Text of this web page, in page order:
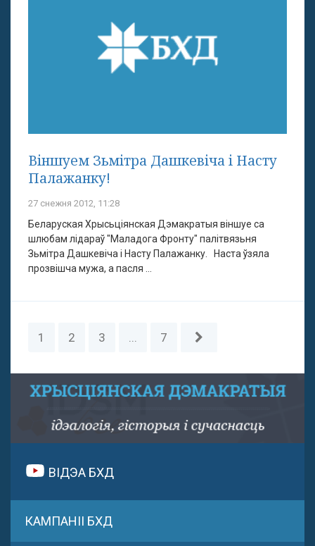
Віншуем Зьмітра Дашкевіча і Насту
Палажанку!
27 снежня 2012, 11:28
Беларуская Хрысьціянская Дэмакратыя віншуе са
шлюбам лідараў "Маладога Фронту" палітвязьня
Зьмітра Дашкевіча і Насту Палажанку. Наста ўзяла
прозвішча мужа, а пасля ...
1 2 3 ... 7
ВІДЭА БХД
КАМПАНІІ БХД